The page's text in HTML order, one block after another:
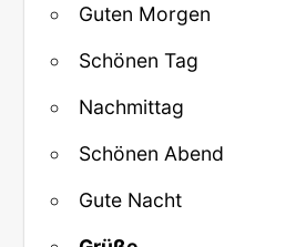
Guten Morgen
Schönen Tag
Nachmittag
Schönen Abend
Gute Nacht